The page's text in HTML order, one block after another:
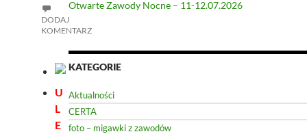
DODAJ
KOMENTARZ
U
L
E
Otwarte Zawody Nocne – 11-12.07.2026
KATEGORIE
Aktualności
CERTA
foto – migawki z zawodów